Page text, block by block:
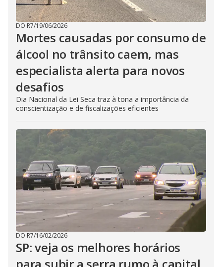
DO R7/19/06/2026
Mortes causadas por consumo de
álcool no trânsito caem, mas
especialista alerta para novos
desafios
Dia Nacional da Lei Seca traz à tona a importância da
conscientização e de fiscalizações eficientes
DO R7/16/02/2026
SP: veja os melhores horários